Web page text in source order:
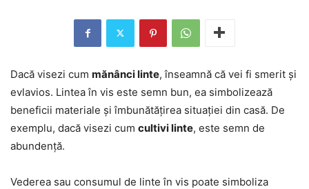
Dacă visezi cum mănânci linte, înseamnă că vei fi smerit și
evlavios. Lintea în vis este semn bun, ea simbolizează
beneficii materiale și îmbunătățirea situației din casă. De
exemplu, dacă visezi cum cultivi linte, este semn de
abundență.
Vederea sau consumul de linte în vis poate simboliza